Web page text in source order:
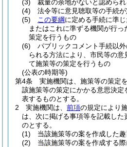
(3)
裁量の余地がないと認めら
(4)
法令等に意見聴取等の手続
(5)
この要綱に定める手続に準
またはこれに準ずる機関が行っ
策定を行うもの
(6)
パブリックコメント手続以
られる方法により、市民等の意
て施策等の策定を行うもの
(公表の時期等)
第4条
実施機関は、施策等の策定
該施策等の策定にかかる意思決
表するものとする。
2
実施機関は、 前項の規定により
は、次に掲げる事項等を記載した
のとする。
(1)
当該施策等の案を作成した
(2)
当該施策等の案を作成する